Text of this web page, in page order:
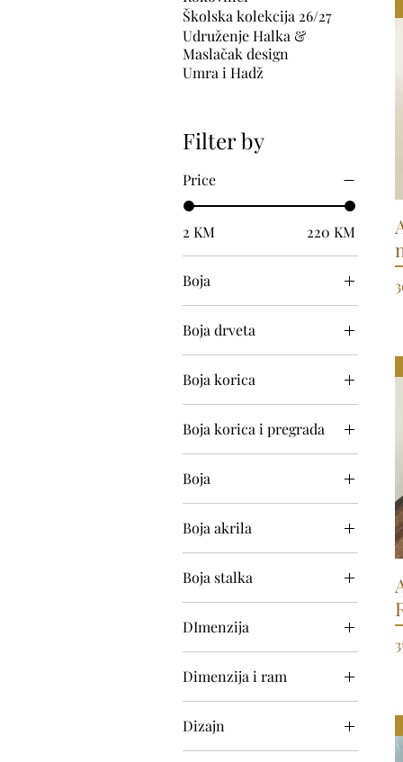
Školska kolekcija 26/27
Udruženje Halka &
Maslačak design
Umra i Hadž
Filter by
Price
2 KM 220 KM
Boja
Boja drveta
Boja korica
Boja korica i pregrada
Boja
1
2
3
4
Boja akrila
Srebrni
Zlatni
Boja stalka
Bijeli stalak
Netretirano drvo
Svijetlo drvo
Tamno drvo
DImenzija
21x21cm
63*31cm
63*43.5cm
78*38cm
Dimenzija i ram
40x50cm + bijeli
drveni ram
40x50cm + crni drveni
Dizajn
Auta